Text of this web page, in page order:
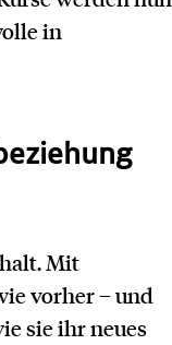
in
Mit
vorher – und
sie ihr neues